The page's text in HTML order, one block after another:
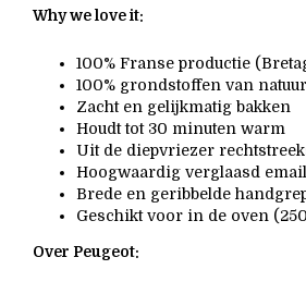
Why we love it:
100% Franse productie
100% grondstoffen van
Zacht en gelijkmatig bakken
Houdt tot 30 minuten warm
Uit de diepvriezer
Hoogwaardig verglaasd
Brede en geribbelde
Geschikt voor in de oven
Over Peugeot: